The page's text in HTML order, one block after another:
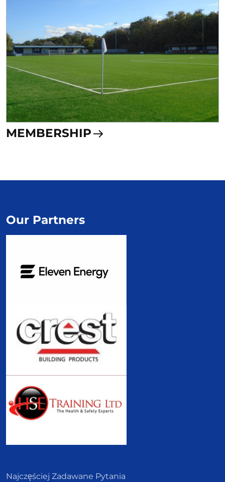
MEMBERSHIP
Najczęściej Zadawane Pytania
Our Partners